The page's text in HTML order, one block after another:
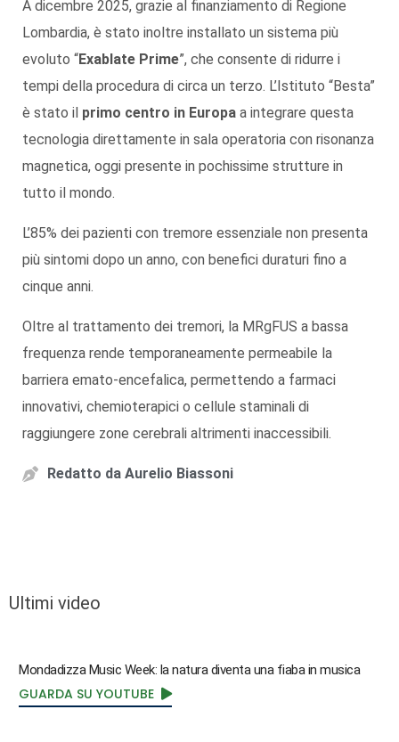
A dicembre 2025, grazie al finanziamento di Regione
Lombardia, è stato inoltre installato un sistema più
evoluto “Exablate Prime”, che consente di ridurre i
tempi della procedura di circa un terzo. L’Istituto “Besta”
è stato il primo centro in Europa a integrare questa
tecnologia direttamente in sala operatoria con risonanza
magnetica, oggi presente in pochissime strutture in
tutto il mondo.
L’85% dei pazienti con tremore essenziale non presenta
più sintomi dopo un anno, con benefici duraturi fino a
cinque anni.
Oltre al trattamento dei tremori, la MRgFUS a bassa
frequenza rende temporaneamente permeabile la
barriera emato-encefalica, permettendo a farmaci
innovativi, chemioterapici o cellule staminali di
raggiungere zone cerebrali altrimenti inaccessibili.
Redatto da Aurelio Biassoni
Ultimi video
Mondadizza Music Week: la natura diventa una fiaba in musica
GUARDA SU YOUTUBE